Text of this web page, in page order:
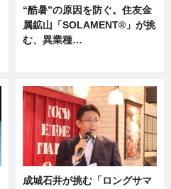
“酷暑”の原因を防ぐ。住友金
属鉱山「SOLAMENT®」が挑
む、異業種…
成城石井が挑む「ロングサマ